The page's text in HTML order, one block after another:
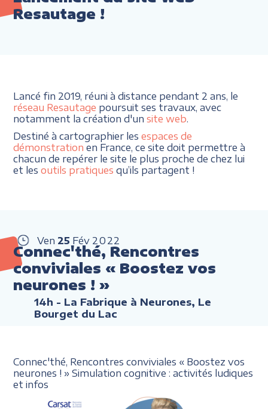
Resautage !
Lancé fin 2019, réuni à distance pendant 2 ans, le
réseau Resautage poursuit ses travaux, avec
notamment la création d'unsite web
Destiné à cartographier lesespaces de
démonstration en France, ce site doit permettre à
chacun de repérer le site le plus proche de chez lui
et lesoutils pratiques qu’ils partagent !
Ven 25 Fév 2022
Connec'thé, Rencontres
conviviales « Boostez vos
neurones ! »
14h - La Fabrique à Neurones, Le
Bourget du Lac
Connec'thé, Rencontres conviviales « Boostez vos
neurones ! » Simulation cognitive : activités ludiques
et infos